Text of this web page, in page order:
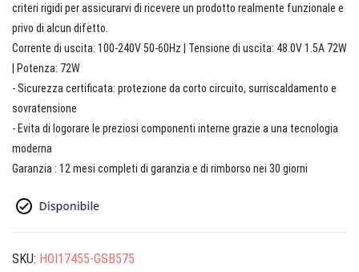
criteri rigidi per assicurarvi di ricevere un prodotto realmente funzionale e
privo di alcun difetto.
Corrente di uscita: 100-240V 50-60Hz | Tensione di uscita: 48.0V 1.5A 72W
| Potenza: 72W
- Sicurezza certificata: protezione da corto circuito, surriscaldamento e
sovratensione
- Evita di logorare le preziosi componenti interne grazie a una tecnologia
moderna
Garanzia : 12 mesi completi di garanzia e di rimborso nei 30 giorni
SKU: HOI17455-GSB575